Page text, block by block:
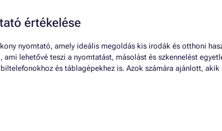
értékelése
nyomtató, amely ideális megoldás kis irodák és otthoni
lehetővé teszi a nyomtatást, másolást és szkennelést
és táblagépekhez is. Azok számára ajánlott,